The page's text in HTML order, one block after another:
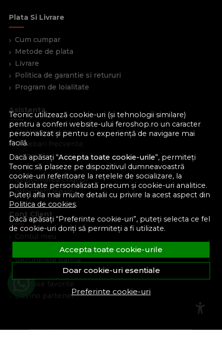
Teonic utilizează cookie-uri (și tehnologii similare)
pentru a conferi website-ului feroshop.ro un caracter
personalizat și pentru o experiență de navigare mai
facilă.
Dacă apăsați “Accepta toate cookie-urile”, permiteți
Teonic să plaseze pe dispozitivul dumneavoastră
cookie-uri referitoare la rețelele de socializare, la
publicitate personalizată precum și cookie-uri analitice.
Puteți afla mai multe detalii cu privire la acest aspect din
Politica de cookies.
Dacă apăsați “Preferinte cookie-uri”, puteți selecta ce fel
de cookie-uri doriți să permiteți a fi utilizate.
Accepta toate cookie-urile
Doar cookie-uri esentiale
Preferinte cookie-uri
Plata Si Livrare
Cum cumpar
Metode de plata
Livrare
Politica de garantie si retururi
Program de loialitate
Asistenta
Contacteaza-ne
Intrebari frecvente
Harta site
ANPC
Solutionarea litigiilor
Informatii legale
Cont Client
Contul meu
Recuperare parola
Istoric comenzi
Produse favorite
Devino partener